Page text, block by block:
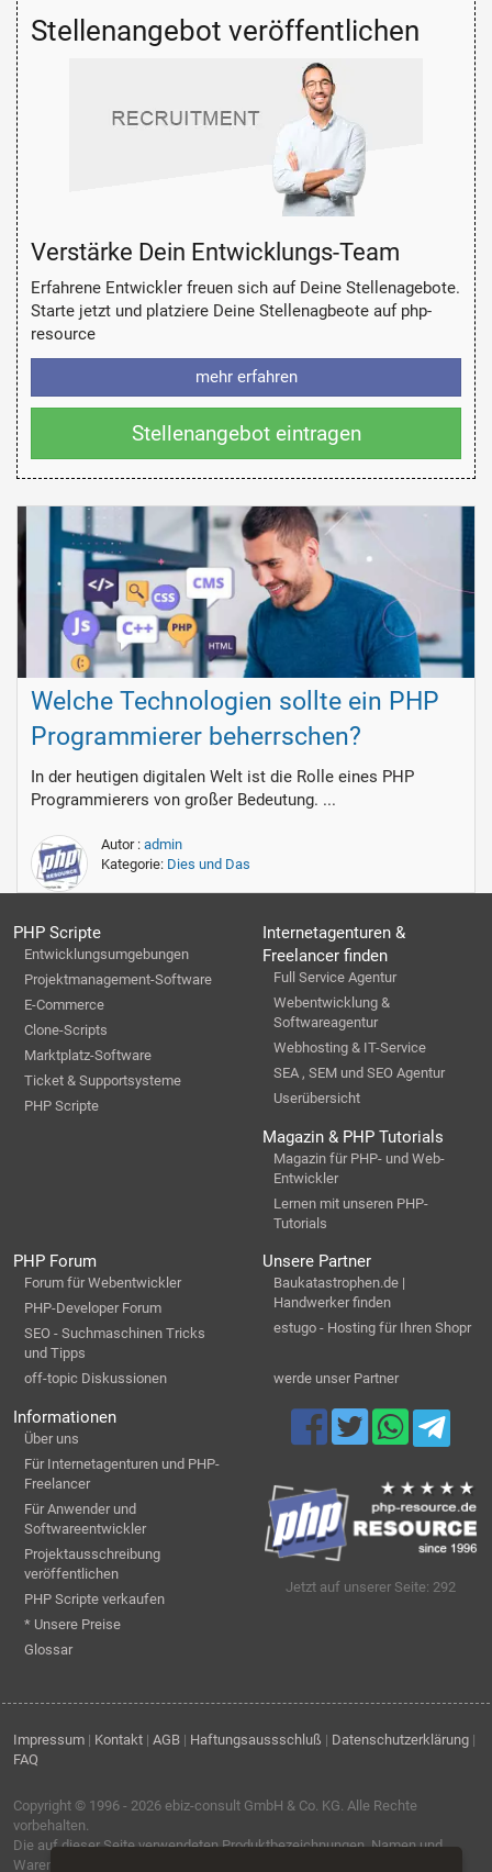
Stellenangebot veröffentlichen
Verstärke Dein Entwicklungs-Team
Erfahrene Entwickler freuen sich auf Deine Stellenagebote.
Starte jetzt und platziere Deine Stellenagbeote auf php-
resource
mehr erfahren
Stellenangebot eintragen
Welche Technologien sollte ein PHP
Programmierer beherrschen?
In der heutigen digitalen Welt ist die Rolle eines PHP
Programmierers von großer Bedeutung. ...
Autor : admin
Kategorie: Dies und Das
PHP Scripte
Entwicklungsumgebungen
Projektmanagement-Software
E-Commerce
Clone-Scripts
Marktplatz-Software
Ticket & Supportsysteme
PHP Scripte
Internetagenturen &
Freelancer finden
Full Service Agentur
Webentwicklung &
Softwareagentur
Webhosting & IT-Service
SEA , SEM und SEO Agentur
Userübersicht
Magazin & PHP Tutorials
Magazin für PHP- und Web-
Entwickler
Lernen mit unseren PHP-
Tutorials
PHP Forum
Forum für Webentwickler
PHP-Developer Forum
SEO - Suchmaschinen Tricks
und Tipps
off-topic Diskussionen
Unsere Partner
Baukatastrophen.de |
Handwerker finden
estugo - Hosting für Ihren Shopr
werde unser Partner
Informationen
Über uns
Für Internetagenturen und PHP-
Freelancer
Für Anwender und
Softwareentwickler
Projektausschreibung
veröffentlichen
PHP Scripte verkaufen
* Unsere Preise
Glossar
Jetzt auf unserer Seite: 292
Impressum | Kontakt | AGB | Haftungsaussschluß | Datenschutzerklärung |
FAQ
Copyright © 1996 - 2026 ebiz-consult GmbH & Co. KG. Alle Rechte
vorbehalten.
Die auf dieser Seite verwendeten Produktbezeichnungen, Namen und
Warenzeichen sind Eigentum der jeweiligen Firmen.